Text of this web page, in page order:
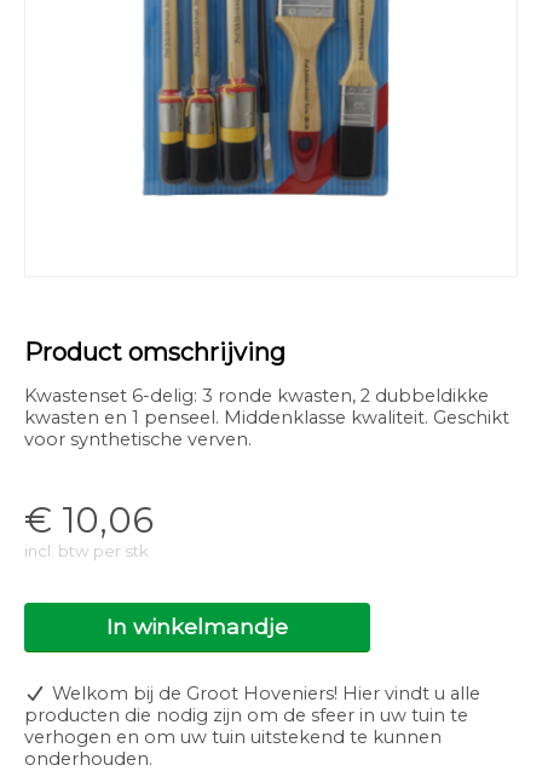
Product omschrijving
Kwastenset 6-delig: 3 ronde kwasten, 2 dubbeldikke
kwasten en 1 penseel. Middenklasse kwaliteit. Geschikt
voor synthetische verven.
€ 10,06
incl. btw per stk
In winkelmandje
Welkom bij de Groot Hoveniers! Hier vindt u alle
producten die nodig zijn om de sfeer in uw tuin te
verhogen en om uw tuin uitstekend te kunnen
onderhouden.